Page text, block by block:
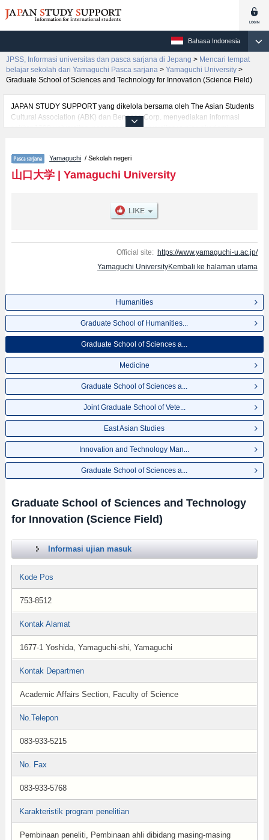
Bahasa Indonesia
JPSS, Informasi universitas dan pasca sarjana di Jepang > Mencari tempat
belajar sekolah dari Yamaguchi Pasca sarjana > Yamaguchi University >
Graduate School of Sciences and Technology for Innovation (Science Field)
JAPAN STUDY SUPPORT yang dikelola bersama oleh The Asian Students
Cultural Association (ABK) dan Benesse Corp. menyediakan informasi
sekitar 1300 universitas, pascasarjana, universitas yunior, akademi
informasi per jurusan riset seperti %% research %%, serta berbagai
informasi yang berguna bagi mahasiswa(i) mancanegara seperti kuota
untuk jumlah pendaftar dan jumlah kelulusan ujian masuk mahasiswa(i)
jalan, dan lainnya. Silakan memanfaatkannya.
Yamaguchi / Sekolah negeri
山口大学| Yamaguchi University
Official site: https://www.yamaguchi-u.ac.jp/
Yamaguchi UniversityKembali ke halaman utama
Humanities
Graduate School of Humanities...
Graduate School of Sciences a...
Medicine
Graduate School of Sciences a...
Joint Graduate School of Vete...
East Asian Studies
Innovation and Technology Man...
Graduate School of Sciences a...
Graduate School of Sciences and Technology
for Innovation (Science Field)
Informasi ujian masuk
Kode Pos
753-8512
Kontak Alamat
1677-1 Yoshida, Yamaguchi-shi, Yamaguchi
Kontak Departmen
Academic Affairs Section, Faculty of Science
No.Telepon
083-933-5215
No. Fax
083-933-5768
Karakteristik program penelitian
Pembinaan peneliti, Pembinaan ahli dibidang masing-masing